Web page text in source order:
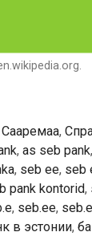
Сааремаа,
, as seb pank,
, seb ee, seb
pank kontorid,
, seb.ee,
в эстонии,